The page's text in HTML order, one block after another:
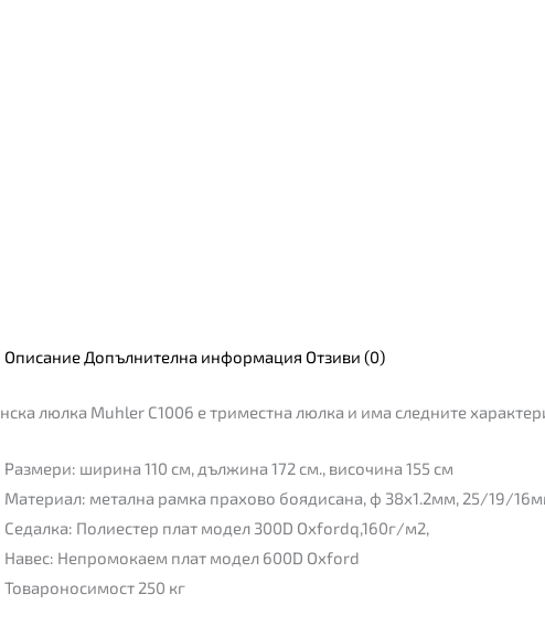
Описание Допълнителна информация Отзиви (0)
люлка Muhler C1006 е триместна люлка и има следните
Размери: ширина 110 см, дължина 172 см., височина 155 см
Материал: метална рамка прахово боядисана, ф 38х1.2мм, 25/19/
Седалка: Полиестер плат модел 300D Оxfordq,160г/м2,
Навес: Непромокаем плат модел 600D Оxford
Товароносимост 250 кг